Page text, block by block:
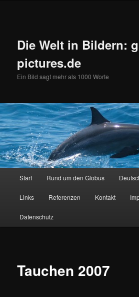
Die Welt in Bildern:
pictures.de
Ein Bild sagt mehr als 1000 Worte
Start Rund um den Globus
Links Referenzen Kontakt
Datenschutz
Tauchen 2007